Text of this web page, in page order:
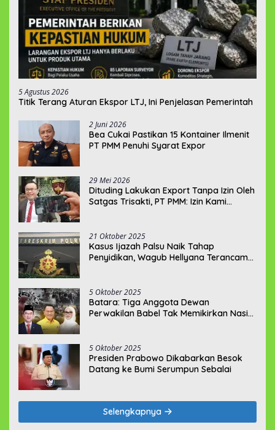
5 Agustus 2026
Titik Terang Aturan Ekspor LTJ, Ini Penjelasan Pemerintah
2 Juni 2026
‎Bea Cukai Pastikan 15 Kontainer Ilmenit
PT PMM Penuhi Syarat Expor
29 Mei 2026
‎Dituding Lakukan Export Tanpa Izin Oleh
Satgas Trisakti, PT PMM: Izin Kami
21 Oktober 2025
Kasus Ijazah Palsu Naik Tahap
Penyidikan, Wagub Hellyana Terancam
5 Oktober 2025
Batara: Tiga Anggota Dewan
Perwakilan Babel Tak Memikirkan Nasib
5 Oktober 2025
Presiden Prabowo Dikabarkan Besok
Datang ke Bumi Serumpun Sebalai
Selengkapnya